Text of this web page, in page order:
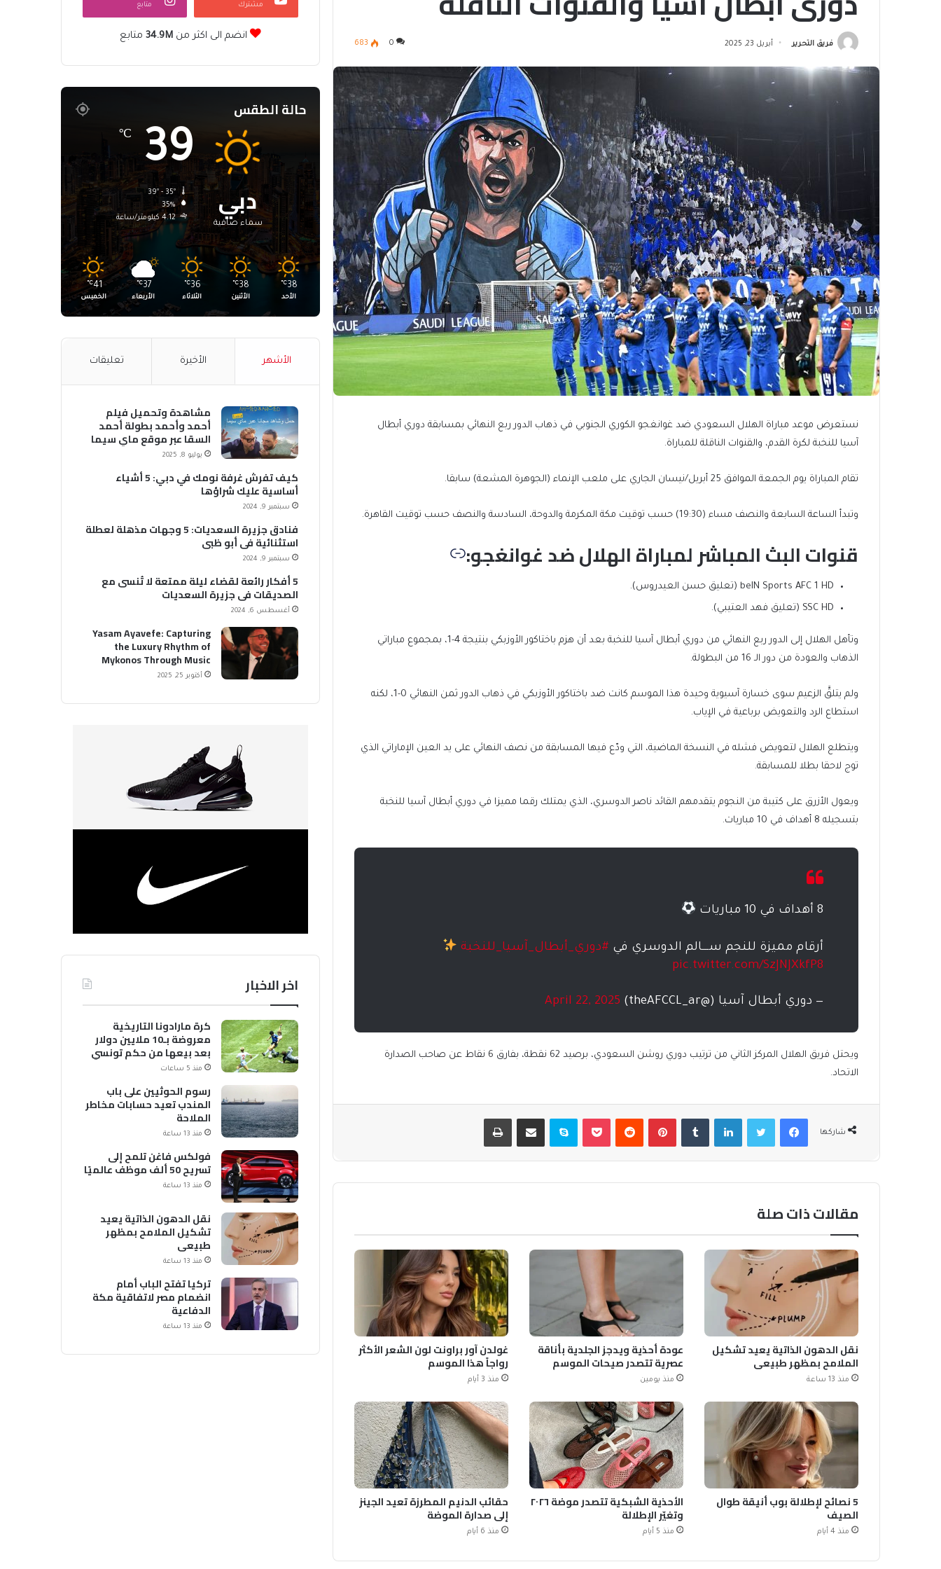
فريق التحرير أبريل 23, 2025 0
683
نستعرض موعد مباراة الهلال السعودي ضد غوانغجو الكوري الجنوبي في ذهاب الدور ربع النهائي بمسابقة دوري أبطال
آسيا للنخبة لكرة القدم، والقنوات الناقلة للمباراة.
تقام المباراة يوم الجمعة الموافق 25 أبريل/نيسان الجاري على ملعب الإنماء (الجوهرة المشعة) سابقا.
وتبدأ الساعة السابعة والنصف مساء (19:30) حسب توقيت مكة المكرمة والدوحة، السادسة والنصف حسب توقيت القاهرة.
قنوات البث المباشر لمباراة الهلال ضد غوانغجو:
beIN Sports AFC 1 HD (تعليق حسن العيدروس).
SSC HD (تعليق فهد العتيبي).
وتأهل الهلال إلى الدور ربع النهائي من دوري أبطال آسيا للنخبة بعد أن هزم باختاكور الأوزبكي بنتيجة 4-1، بمجموع مباراتي
الذهاب والعودة من دور الـ 16 من البطولة.
ولم يتلقَّ الزعيم سوى خسارة آسيوية وحيدة هذا الموسم كانت ضد باختاكور الأوزبكي في ذهاب الدور ثمن النهائي 0-1، لكنه
استطاع الرد والتعويض برباعية في الإياب.
ويتطلع الهلال لتعويض فشله في النسخة الماضية، التي ودّع فيها المسابقة من نصف النهائي على يد العين الإماراتي الذي
توج لاحقا بطلا للمسابقة.
ويعول الأزرق على كتيبة من النجوم يتقدمهم القائد ناصر الدوسري، الذي يمتلك رقما مميزا في دوري أبطال آسيا للنخبة
بتسجيله 8 أهداف في 10 مباريات.
8 أهداف في 10 مباريات
أرقام مميزة للنجم ســـالم الدوسري في #دوري_أبطال_آسيا_للنخبة
pic.twitter.com/SzJNJXkfP8
— دوري أبطال آسيا (@theAFCCL_ar) April 22, 2025
ويحتل فريق الهلال المركز الثاني من ترتيب دوري روشن السعودي، برصيد 62 نقطة، بفارق 6 نقاط عن صاحب الصدارة
الاتحاد.
شاركها
فيسبوكتويتر لينكدإن بينتيريست بوكيت سكايب مشاركة عبر البريد طباعة
مقالات ذات صلة
نقل الدهون الذاتية يعيد تشكيل
الملامح بمظهر طبيعي
منذ 13 ساعة
عودة أحذية ويدجز الجلدية بأناقة
عصرية تتصدر صيحات الموسم
منذ يومين
غولدن آور براونت لون الشعر الأكثر
رواجاً هذا الموسم
منذ 3 أيام
5 نصائح لإطلالة بوب أنيقة طوال
الصيف
منذ 4 أيام
الأحذية الشبكية تتصدر موضة ٢٠٢٦
وتغيّر الإطلالة
منذ 5 أيام
حقائب الدنيم المطرزة تعيد الجينز
إلى صدارة الموضة
منذ 6 أيام
مشترك متابع
انضم الى اكثر من34.9M متابع
حالة الطقس
دبي
سماء صافية
39
℃
35%
4.12 كيلومتر/ساعة
38
℃
الأحد
38
℃
الأثنين
36
℃
الثلاثاء
37
℃
الأربعاء
41
℃
الخميس
الأشهر الأخيرة تعليقات
مشاهدة وتحميل فيلم
أحمد وأحمد بطولة أحمد
السقا عبر موقع ماي سيما
MyCima (وي سيما WeCima)
يوليو 8, 2025
كيف تفرش غرفة نومك في دبي: 5 أشياء
أساسية عليك شراؤها
سبتمبر 9, 2024
فنادق جزيرة السعديات: 5 وجهات مذهلة لعطلة
استثنائية في أبو ظبي
سبتمبر 9, 2024
5 أفكار رائعة لقضاء ليلة ممتعة لا تُنسى مع
الصديقات في جزيرة السعديات
أغسطس 6, 2024
Yasam Ayavefe: Capturing
the Luxury Rhythm of
Mykonos Through Music
أكتوبر 25, 2025
اخر الاخبار
كرة مارادونا التاريخية
معروضة بـ10 ملايين دولار
بعد بيعها من حكم تونسي
منذ 5 ساعات
رسوم الحوثيين على باب
المندب تعيد حسابات مخاطر
الملاحة
منذ 13 ساعة
فولكس فاغن تلمح إلى
تسريح 50 ألف موظف عالميًا
منذ 13 ساعة
نقل الدهون الذاتية يعيد
تشكيل الملامح بمظهر
طبيعي
منذ 13 ساعة
تركيا تفتح الباب أمام
انضمام مصر لاتفاقية مكة
الدفاعية
منذ 13 ساعة